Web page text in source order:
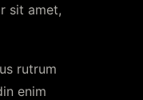
sit amet,
rutrum
enim